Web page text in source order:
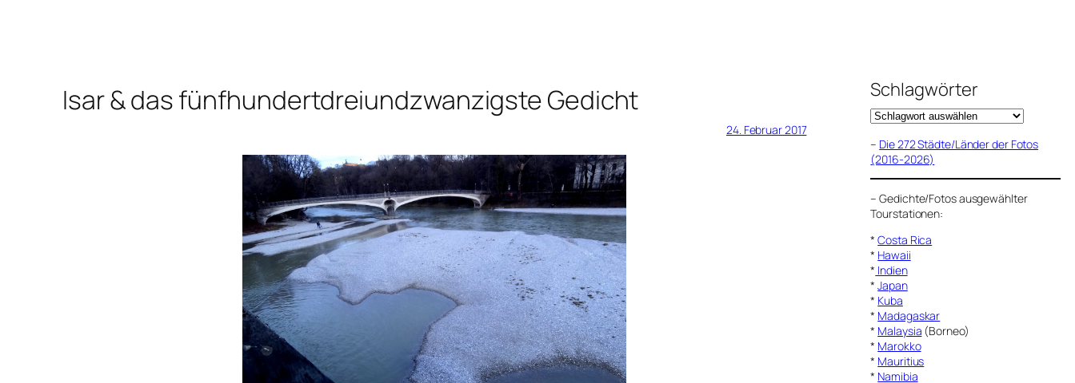
Isar & das fünfhundertdreiundzwanzigste Gedicht
24. Februar 2017
Schlagwörter
– Die 272 Städte/Länder der Fotos
(2016-2026)
–Gedichte/Fotos ausgewählter
Tourstationen:
*Costa Rica
* Hawaii
* Indien
*Japan
* Kuba
* Madagaskar
* Malaysia (Borneo)
* Marokko
* Mauritius
* Namibia